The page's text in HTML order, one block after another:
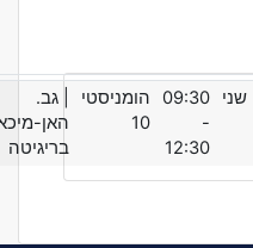
שני
09:30
-
12:30
הומניסטי
10
| גב.
האן-
בריגיטה